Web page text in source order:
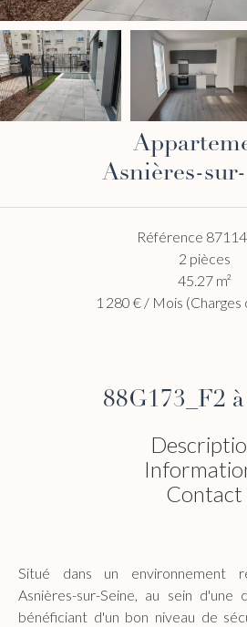
Asnières-
Référence
2 pièces
45.27m²
1 280 € / Mois (Charges
88G173_F2
Contact
Situé dans un environnement
Asnières-sur-Seine, au sein
bénéficiant d'un bon niveau de